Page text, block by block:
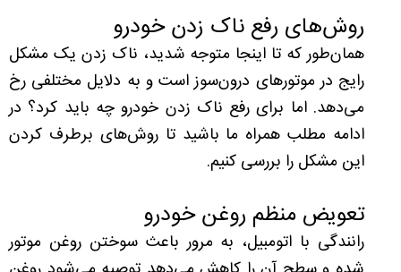
روش‌های رفع ناک زدن خودرو
همان‌طور که تا اینجا متوجه شدید، ناک زدن یک مشکل
رایج در موتورهای درون‌سوز است و به دلایل مختلفی رخ
می‌دهد. اما برای رفع ناک زدن خودرو چه باید کرد؟ در
ادامه مطلب همراه ما باشید تا روش‌های برطرف کردن
این مشکل را بررسی کنیم.
تعویض منظم روغن خودرو
رانندگی با اتومبیل، به مرور باعث سوختن روغن موتور